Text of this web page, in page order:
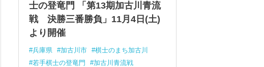
士の登竜門 「第13期加古川青流
戦 決勝三番勝負」11月4日(土)
より開催
兵庫県 加古川市
棋士のまち加古川
若手棋士の登竜門
加古川青流戦